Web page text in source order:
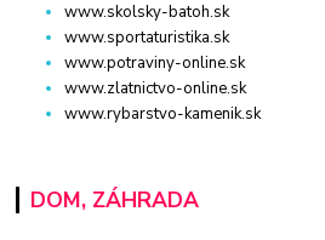
www.skolsky-batoh.sk
www.sportaturistika.sk
www.potraviny-online.sk
www.zlatnictvo-online.sk
www.rybarstvo-kamenik.sk
DOM, ZÁHRADA